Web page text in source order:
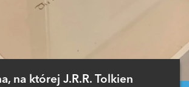
na której J.R.R. Tolkien